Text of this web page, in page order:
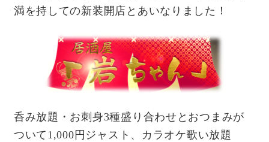
満を持しての新装開店とあいなりました！
呑み放題・お刺身3種盛り合わせとおつまみが
ついて1,000円ジャスト、カラオケ歌い放題